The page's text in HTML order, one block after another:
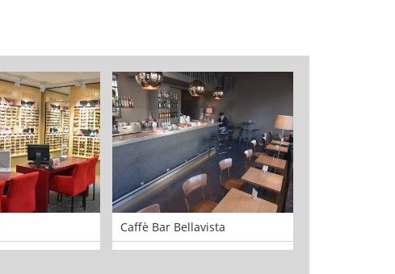
Caffè Bar Bellavista